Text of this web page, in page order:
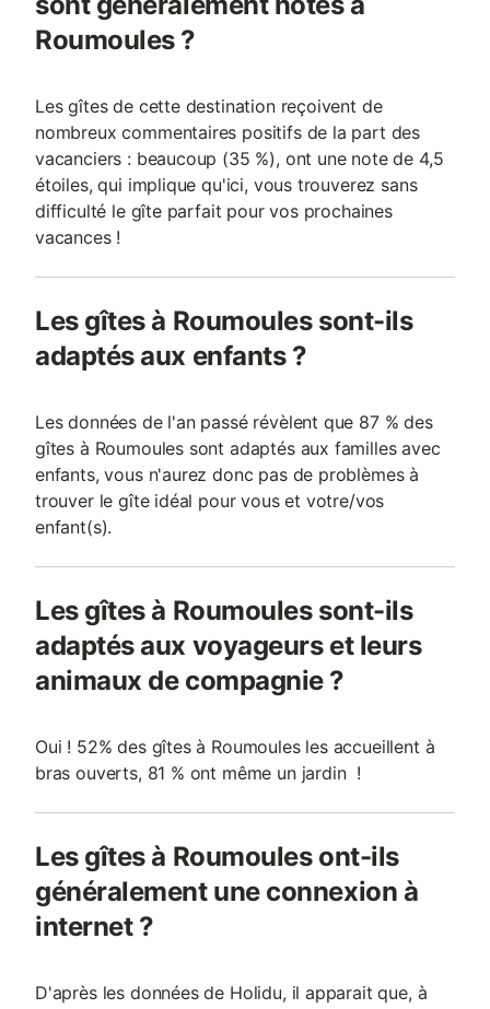
Roumoules ?
Les gîtes de cette destination reçoivent de
nombreux commentaires positifs de la part des
vacanciers : beaucoup (35 %), ont une note de 4,5
étoiles, qui implique qu'ici, vous trouverez sans
difficulté le gîte parfait pour vos prochaines
vacances !
Les gîtes à Roumoules sont-ils
adaptés aux enfants ?
Les données de l'an passé révèlent que 87 % des
gîtes à Roumoules sont adaptés aux familles avec
enfants, vous n'aurez donc pas de problèmes à
trouver le gîte idéal pour vous et votre/vos
enfant(s).
Les gîtes à Roumoules sont-ils
adaptés aux voyageurs et leurs
animaux de compagnie ?
Oui ! 52% des gîtes à Roumoules les accueillent à
bras ouverts, 81 % ont même un jardin !
Les gîtes à Roumoules ont-ils
généralement une connexion à
internet ?
D'après les données de Holidu, il apparait que, à